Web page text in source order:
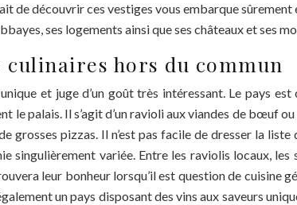
de découvrir ces vestiges vous embarque
ses logements ainsi que ses châteaux et ses
culinaires hors du commun
et juge d’un goût très intéressant. Le pays
le palais. Il s’agit d’un ravioli aux viandes de bœuf
grosses pizzas. Il n’est pas facile de dresser la
singulièrement variée. Entre les raviolis locaux,
leur bonheur lorsqu’il est question de cuisine
un pays disposant des vins aux saveurs